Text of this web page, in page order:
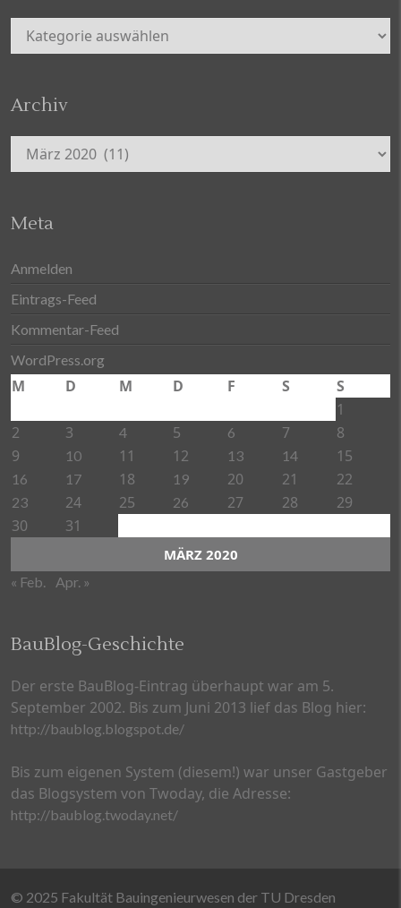
Kategorien
Archiv
Archiv
Meta
Anmelden
Eintrags-Feed
Kommentar-Feed
WordPress.org
MÄRZ 2020
M D M D F S
S
1
2
3 4 5 6 7
8
9
10 11 12 13 14 15
16 17 18 19 20 21 22
23 24 25 26 27 28
29
30
31
« Feb. Apr. »
BauBlog-Geschichte
Der erste BauBlog-Eintrag überhaupt war am 5.
September 2002. Bis zum Juni 2013 lief das Blog hier:
http://baublog.blogspot.de/
Bis zum eigenen System (diesem!) war unser Gastgeber
das Blogsystem von Twoday, die Adresse:
http://baublog.twoday.net/
© 2025 Fakultät Bauingenieurwesen der TU Dresden